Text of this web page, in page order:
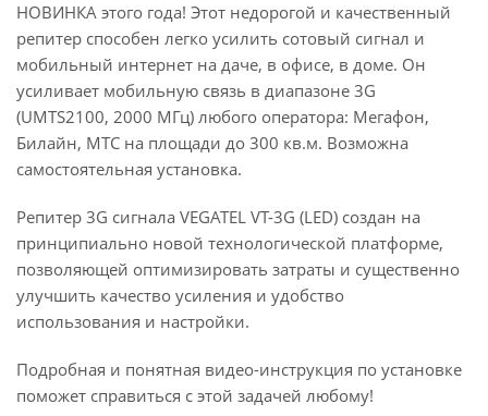
НОВИНКА этого года! Этот недорогой и качественный
репитер способен легко усилить сотовый сигнал и
мобильный интернет на даче, в офисе, в доме. Он
усиливает мобильную связь в диапазоне 3G
(UMTS2100, 2000 МГц) любого оператора: Мегафон,
Билайн, МТС на площади до 300 кв.м. Возможна
самостоятельная установка.
Репитер 3G сигнала VEGATEL VT-3G (LED) создан на
принципиально новой технологической платформе,
позволяющей оптимизировать затраты и существенно
улучшить качество усиления и удобство
использования и настройки.
Подробная и понятная видео-инструкция по установке
поможет справиться с этой задачей любому!